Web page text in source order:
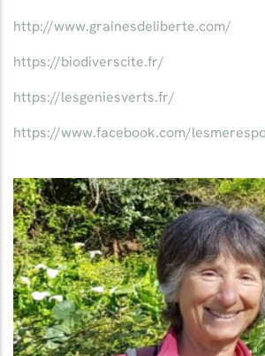
http://www.grainesdeliberte.com/
https://biodiverscite.fr/
https://lesgeniesverts.fr/
https://www.facebook.com/